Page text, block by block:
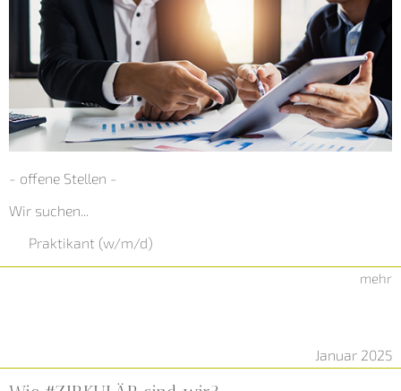
- offene Stellen -
Wir suchen...
Praktikant (w/m/d)
mehr
Januar 2025